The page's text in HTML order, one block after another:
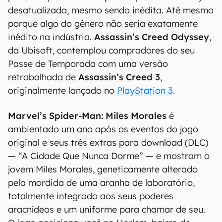
títulos, já vieram a público para informar que se
trata de um jogo completo, mas essa novidade
do remaster incluído deve aflorar ainda mais os
ânimos, pois é algo nunca anunciado pela Sony.
É importante ressaltar também a questão do
timing: a edição de julho da Game Informer foi
originalmente produzida em junho, então é
possível que a informação simplesmente esteja
desatualizada, mesmo sendo inédita. Até mesmo
porque algo do gênero não seria exatamente
inédito na indústria.Assassin’s Creed Odyssey
da Ubisoft, contemplou compradores do seu
Passe de Temporada com uma versão
retrabalhada deAssassin’s Creed 3,
originalmente lançado no PlayStation 3.